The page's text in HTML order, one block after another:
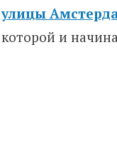
улицы
которой и